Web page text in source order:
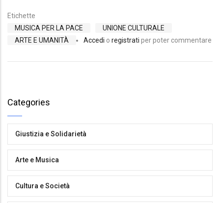
Etichette
MUSICA PER LA PACE
UNIONE CULTURALE
ARTE E UMANITÀ
Accedi o registrati per poter commentare
Categories
Giustizia e Solidarietà
Arte e Musica
Cultura e Società